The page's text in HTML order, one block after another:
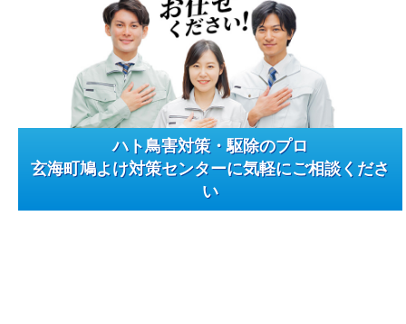
ハト鳥害対策・駆除のプロ
玄海町鳩よけ対策センターに気軽にご相談くださ
い